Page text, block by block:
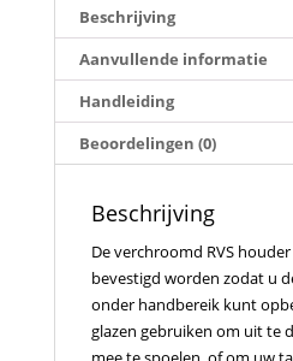
Beschrijving
Aanvullende informatie
Handleiding
Beoordelingen (0)
Beschrijving
De verchroomd RVS
bevestigd worden zodat u
onder handbereik kunt
glazen gebruiken om uit te